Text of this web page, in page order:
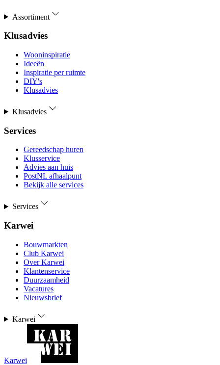
Assortiment
Klusadvies
Wooninspiratie
Ideeën
Inspiratie per ruimte
DIY's
Klusadvies
Klusadvies
Services
Gereedschap huren
Klusservice
Advies aan huis
PostNL afhaalpunt
Bekijk alle services
Services
Karwei
Bouwmarkten
Club Karwei
Over Karwei
Klantenservice
Duurzaamheid
Vacatures
Nieuwsbrief
Karwei
Karwei